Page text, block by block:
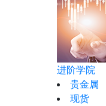
进阶学院
贵金属
现货